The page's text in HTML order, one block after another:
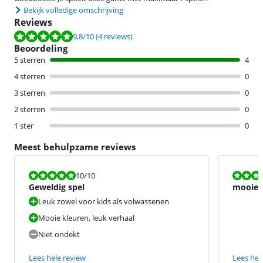
Bekijk volledige omschrijving
Reviews
Beoordeling is 9,8 van de 10, gebaseerd op 4 reviews.
9,8/10(4 reviews)
Beoordeling
5 sterren
4
4 sterren
0
3 sterren
0
2 sterren
0
1 ster
0
Meest behulpzame reviews
Beoordeling is 10 van de 10.
10/10
Geweldig spel
Leuk zowel voor kids als volwassenen
Mooie kleuren, leuk verhaal
Niet ondekt
Lees hele review
mooie
Lees